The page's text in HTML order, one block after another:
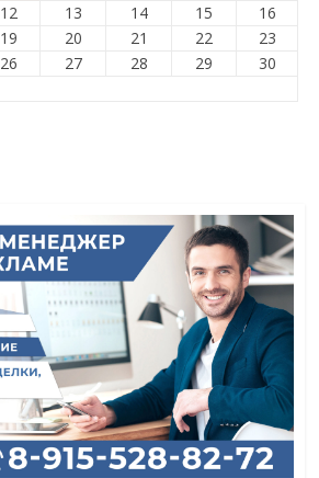
12 13 14 15
16
19 20 21 22
23
26 27 28 29
30